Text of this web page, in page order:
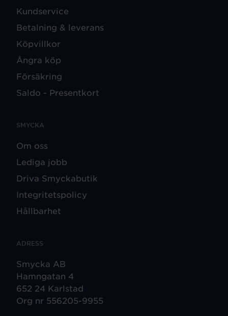
Kundservice
Betalning & leverans
Köpvillkor
Ångra köp
Försäkring
Saldo - Presentkort
SMYCKA
Om oss
Lediga jobb
Driva Smyckabutik
Integritetspolicy
Hållbarhet
ADRESS
Smycka AB
Hamngatan 4
652 24 Karlstad
Org nr 556205-9955